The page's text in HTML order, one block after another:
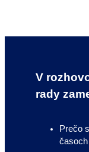
V
rady
Prečo
časoch